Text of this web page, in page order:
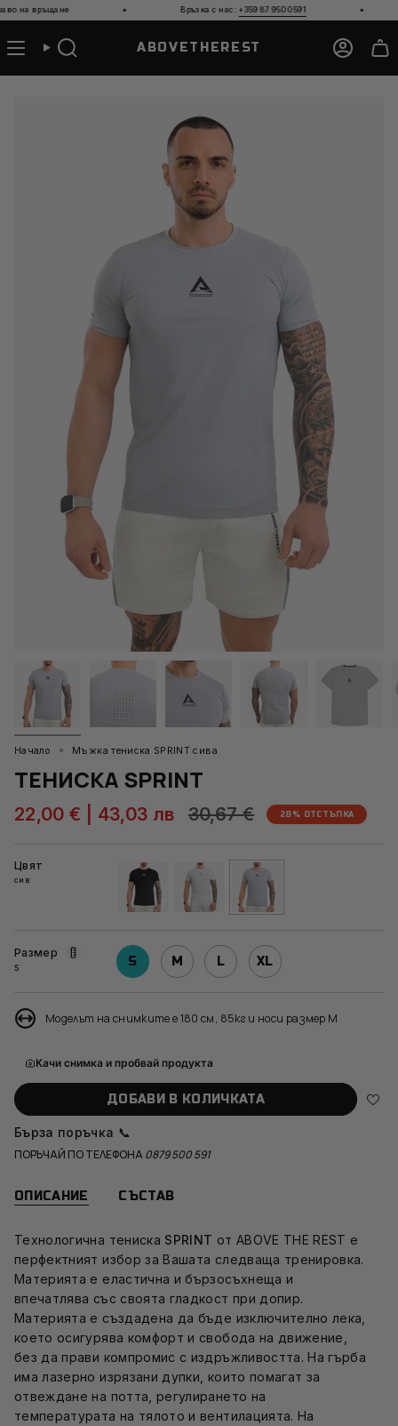
Прескочи
към
съдържанието
връщане Връзка с нас:+359 87 950 0591
Търсене ABOVETHEREST
Начало Мъжка тениска SPRINT сива
ТЕНИСКА SPRINT
22,00 € 43,03 лв
Редовна
30,67 € 28% ОТСТЪПКА
Цвят
сив
сив
Размер
S S M L XL
Моделът на снимките е 180 см, 85кг и носи размер M
Качи снимка и пробвай продукта
ДОБАВИ В КОЛИЧКАТА
Бърза поръчка 📞
ПОРЪЧАЙ ПО ТЕЛЕФОНА 0879 500 591
ОПИСАНИЕ СЪСТАВ
Технологична тениска SPRINT от ABOVE THE REST е
перфектният избор за Вашата следваща тренировка.
Материята е еластична и бързосъхнеща и
впечатлява със своята гладкост при допир.
Материята е създадена да бъде изключително лека,
което осигурява комфорт и свобода на движение,
без да прави компромис с издръжливостта. На гърба
има лазерно изрязани дупки, които помагат за
отвеждане на потта, регулирането на
температурата на тялото и вентилацията. На